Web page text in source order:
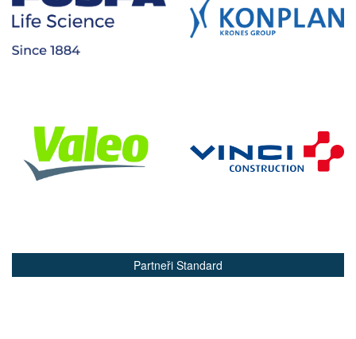
Partneři Standard